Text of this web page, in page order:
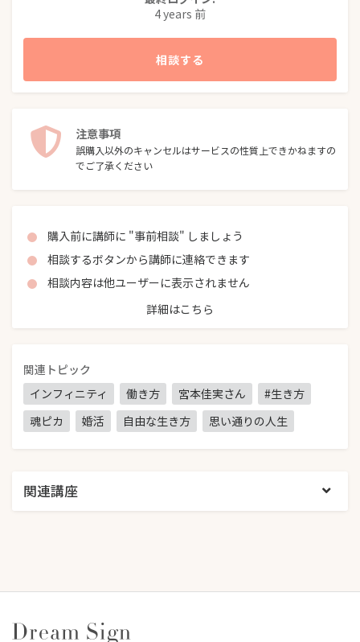
4 years 前
相談する
注意事項
誤購入以外のキャンセルはサービスの性質上できかねますの
でご了承ください
購入前に講師に "事前相談" しましょう
相談するボタンから講師に連絡できます
相談内容は他ユーザーに表示されません
詳細はこちら
関連トピック
インフィニティ
働き方 宮本佳実さん
#生き方
魂ピカ
婚活 自由な生き方 思い通りの人生
関連講座